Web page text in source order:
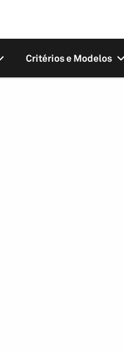
Critérios e Modelos